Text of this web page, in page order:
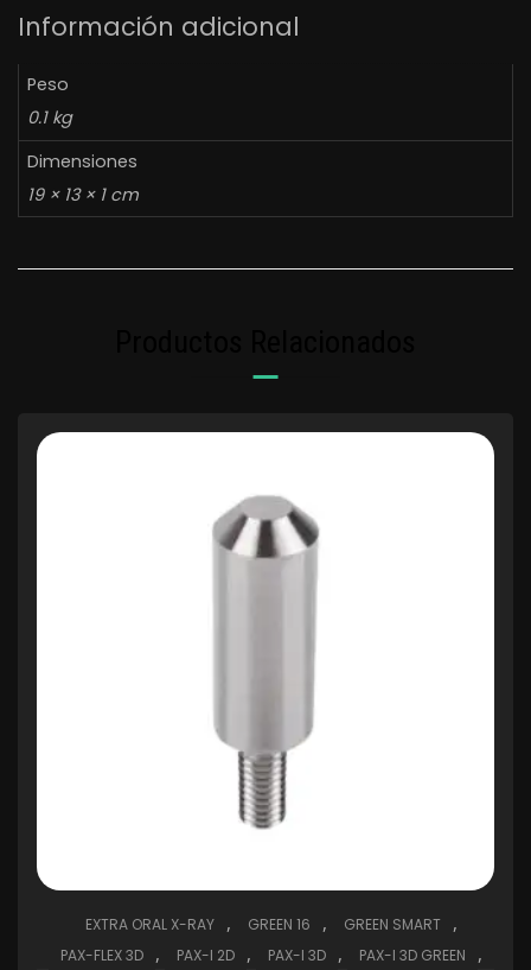
Información adicional
Peso
0.1 kg
Dimensiones
19 × 13 × 1 cm
EXTRA ORAL X-RAY , GREEN 16 , GREEN SMART ,
PAX-FLEX 3D , PAX-I 2D , PAX-I 3D , PAX-I 3D GREEN ,